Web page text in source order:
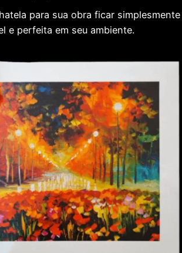
para sua obra ficar simplesmente
e perfeita em seu ambiente.